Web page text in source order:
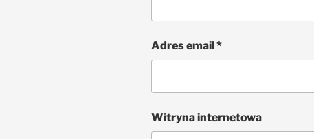
Adres email *
Witryna internetowa